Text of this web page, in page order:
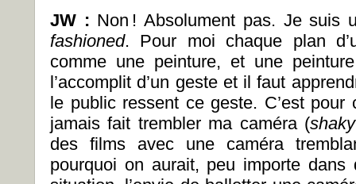
JW : Non ! Absolument pas. Je suis
fashioned. Pour moi chaque plan
comme une peinture, et une
l’accomplit d’un geste et il faut
le public ressent ce geste. C’est pour
jamais fait trembler ma caméra (
des films avec une caméra
pourquoi on aurait, peu importe